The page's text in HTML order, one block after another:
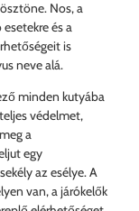
Nos, a
és a
is
neve alá.
minden kutyába
védelmet,
a
egy
az esélye. A
van, a járókelők